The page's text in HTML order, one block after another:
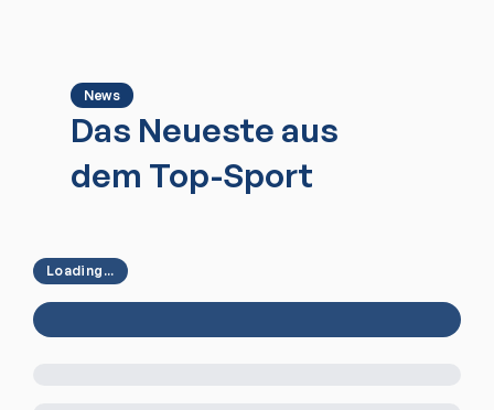
News
Das Neueste aus
dem Top-Sport
Loading...